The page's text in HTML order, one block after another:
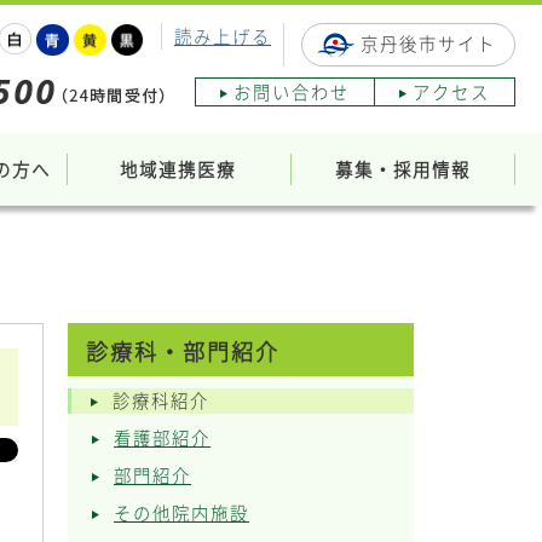
読み上げる
京丹後市サイト
お問い合わせ
アクセス
方へ 地域連携医療 募集・採用情報
診療科・部門紹介
診療科紹介
看護部紹介
部門紹介
その他院内施設